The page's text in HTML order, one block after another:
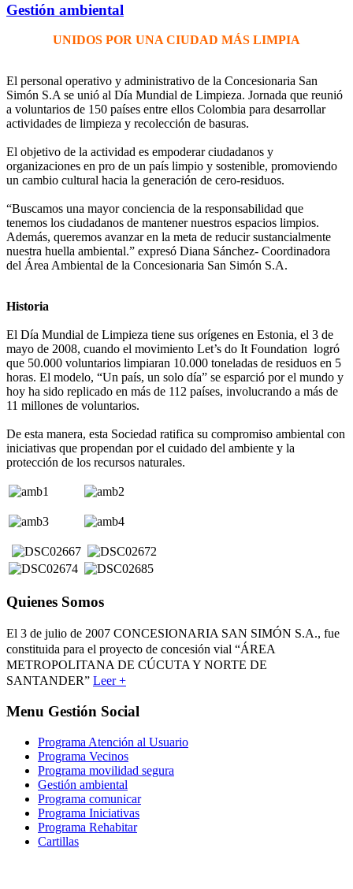
Gestión ambiental
UNIDOS POR UNA CIUDAD MÁS LIMPIA
El personal operativo y administrativo de la Concesionaria San
Simón S.A se unió al Día Mundial de Limpieza. Jornada que reunió
a voluntarios de 150 países entre ellos Colombia para desarrollar
actividades de limpieza y recolección de basuras.
El objetivo de la actividad es empoderar ciudadanos y
organizaciones en pro de un país limpio y sostenible, promoviendo
un cambio cultural hacia la generación de cero-residuos.
“Buscamos una mayor conciencia de la responsabilidad que
tenemos los ciudadanos de mantener nuestros espacios limpios.
Además, queremos avanzar en la meta de reducir sustancialmente
nuestra huella ambiental.” expresó Diana Sánchez- Coordinadora
del Área Ambiental de la Concesionaria San Simón S.A.
Historia
El Día Mundial de Limpieza tiene sus orígenes en Estonia, el 3 de
mayo de 2008, cuando el movimiento Let’s do It Foundation logró
que 50.000 voluntarios limpiaran 10.000 toneladas de residuos en 5
horas. El modelo, “Un país, un solo día” se esparció por el mundo y
hoy ha sido replicado en más de 112 países, involucrando a más de
11 millones de voluntarios.
De esta manera, esta Sociedad ratifica su compromiso ambiental con
iniciativas que propendan por el cuidado del ambiente y la
protección de los recursos naturales.
Quienes Somos
El 3 de julio de 2007 CONCESIONARIA SAN SIMÓN S.A., fue
constituida para el proyecto de concesión vial “ÁREA
METROPOLITANA DE CÚCUTA Y NORTE DE
SANTANDER” Leer +
Menu Gestión Social
Programa Atención al Usuario
Programa Vecinos
Programa movilidad segura
Gestión ambiental
Programa comunicar
Programa Iniciativas
Programa Rehabitar
Cartillas